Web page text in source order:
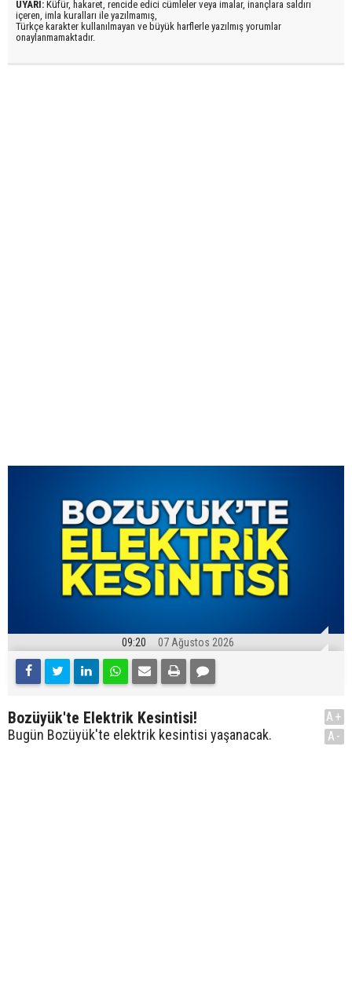
UYARI: Küfür, hakaret, rencide edici cümleler veya imalar, inançlara saldırı
içeren, imla kuralları ile yazılmamış,
Türkçe karakter kullanılmayan ve büyük harflerle yazılmış yorumlar
onaylanmamaktadır.
09:20 07 Ağustos 2026
Bozüyük'te Elektrik Kesintisi!
Bugün Bozüyük'te elektrik kesintisi yaşanacak.
A+
A-